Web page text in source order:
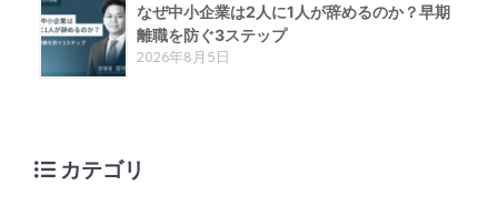
なぜ中小企業は2人に1人が辞めるのか？早期
離職を防ぐ3ステップ
2026年8月5日
カテゴリ